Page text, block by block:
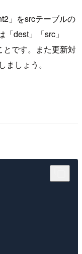
」をsrcテーブルの
dest」「src」
とです。また更新対
しょう。